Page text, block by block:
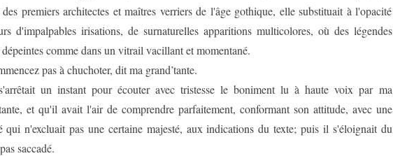
premiers architectes et maîtres verriers de l'âge gothique, elle substituait à l'opacité
d'impalpables irisations, de surnaturelles apparitions multicolores, où des légendes
comme dans un vitrail vacillant et momentané.
pas à chuchoter, dit ma grand’tante.
un instant pour écouter avec tristesse le boniment lu à haute voix par ma
et qu'il avait l'air de comprendre parfaitement, conformant son attitude, avec une
qui n'excluait pas une certaine majesté, aux indications du texte; puis il s'éloignait du
saccadé.